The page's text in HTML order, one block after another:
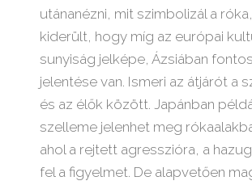
utánanézni, mit szimbolizál a
kiderült, hogy míg az európai
sunyiság jelképe, Ázsiában
jelentése van. Ismeri az átjárót a
és az élők között. Japánban
szelleme jelenhet meg
ahol a rejtett agresszióra, a
fel a figyelmet. De alapvetően